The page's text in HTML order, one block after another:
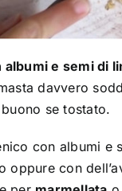
e semi di
davvero
se tostato.
con albumi
oppure con